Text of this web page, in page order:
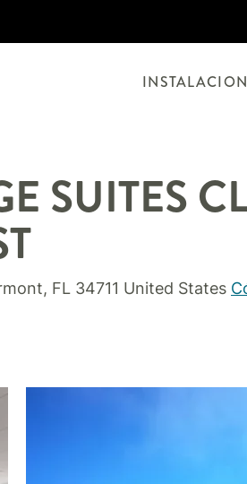
SUITES
, FL 34711 United States